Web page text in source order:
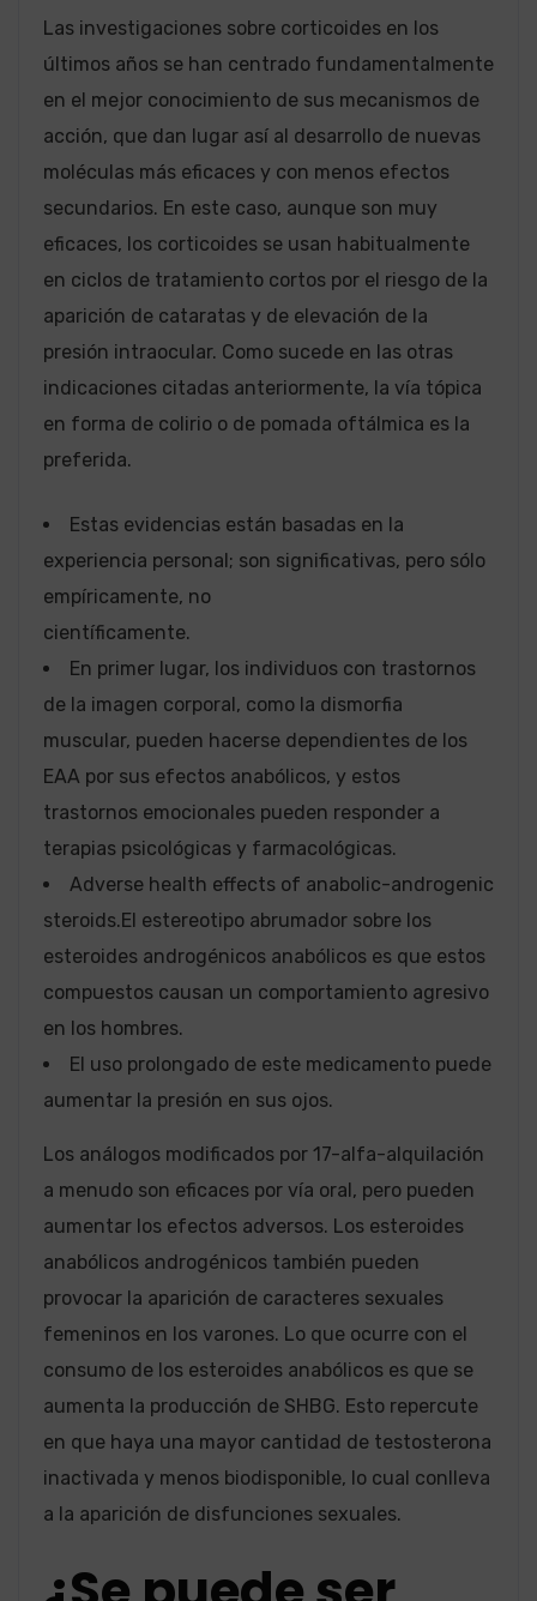
Las investigaciones sobre corticoides en los
últimos años se han centrado fundamentalmente
en el mejor conocimiento de sus mecanismos de
acción, que dan lugar así al desarrollo de nuevas
moléculas más eficaces y con menos efectos
secundarios. En este caso, aunque son muy
eficaces, los corticoides se usan habitualmente
en ciclos de tratamiento cortos por el riesgo de la
aparición de cataratas y de elevación de la
presión intraocular. Como sucede en las otras
indicaciones citadas anteriormente, la vía tópica
en forma de colirio o de pomada oftálmica es la
preferida.
Estas evidencias están basadas en la
experiencia personal; son significativas, pero sólo
empíricamente, no
científicamente.
En primer lugar, los individuos con trastornos
de la imagen corporal, como la dismorfia
muscular, pueden hacerse dependientes de los
EAA por sus efectos anabólicos, y estos
trastornos emocionales pueden responder a
terapias psicológicas y farmacológicas.
Adverse health effects of anabolic-androgenic
steroids.El estereotipo abrumador sobre los
esteroides androgénicos anabólicos es que estos
compuestos causan un comportamiento agresivo
en los hombres.
El uso prolongado de este medicamento puede
aumentar la presión en sus ojos.
Los análogos modificados por 17-alfa-alquilación
a menudo son eficaces por vía oral, pero pueden
aumentar los efectos adversos. Los esteroides
anabólicos androgénicos también pueden
provocar la aparición de caracteres sexuales
femeninos en los varones. Lo que ocurre con el
consumo de los esteroides anabólicos es que se
aumenta la producción de SHBG. Esto repercute
en que haya una mayor cantidad de testosterona
inactivada y menos biodisponible, lo cual conlleva
a la aparición de disfunciones sexuales.